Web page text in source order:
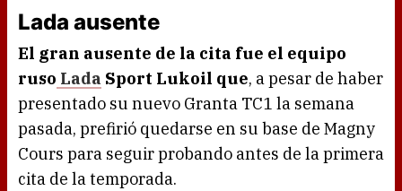
Lada ausente
El gran ausente de la cita fue el equipo
ruso Lada Sport Lukoil que, a pesar de haber
presentado su nuevo Granta TC1 la semana
pasada, prefirió quedarse en su base de Magny
Cours para seguir probando antes de la primera
cita de la temporada.